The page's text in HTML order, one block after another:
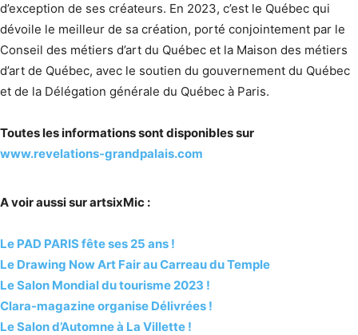
d’exception de ses créateurs. En 2023, c’est le Québec qui
dévoile le meilleur de sa création, porté conjointement par le
Conseil des métiers d’art du Québec et la Maison des métiers
d’art de Québec, avec le soutien du gouvernement du Québec
et de la Délégation générale du Québec à Paris.
Toutes les informations sont disponibles sur
www.revelations-grandpalais.com
A voir aussi sur artsixMic :
Le PAD PARIS fête ses 25 ans !
Le Drawing Now Art Fair au Carreau du Temple
Le Salon Mondial du tourisme 2023 !
Clara-magazine organise Délivrées !
Le Salon d’Automne à La Villette !